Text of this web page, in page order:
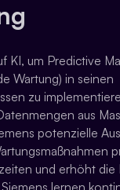
KI, um Predictive
Wartung) in seinen
zu
aus
potenzielle
und erhöht die
lernen